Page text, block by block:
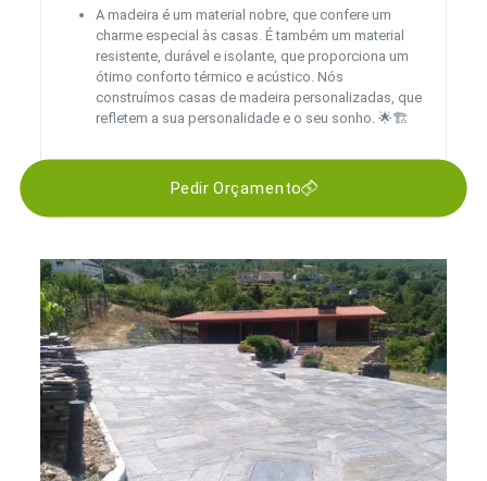
A madeira é um material nobre, que confere um
charme especial às casas. É também um material
resistente, durável e isolante, que proporciona um
ótimo conforto térmico e acústico. Nós
construímos casas de madeira personalizadas, que
refletem a sua personalidade e o seu sonho. 🌟🏗️
Pedir Orçamento